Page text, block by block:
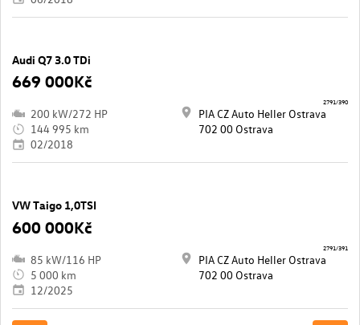
Audi Q7 3.0 TDi
669 000Kč
200 kW/272 HP
144 995 km
02/2018
PIA CZ Auto Heller Ostrava
702 00 Ostrava
2791/390
VW Taigo 1,0TSI
600 000Kč
85 kW/116 HP
5 000 km
12/2025
PIA CZ Auto Heller Ostrava
702 00 Ostrava
2791/391